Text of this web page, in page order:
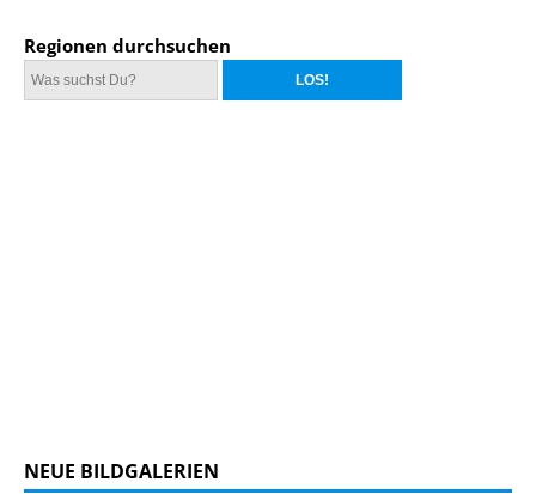
Regionen durchsuchen
NEUE BILDGALERIEN